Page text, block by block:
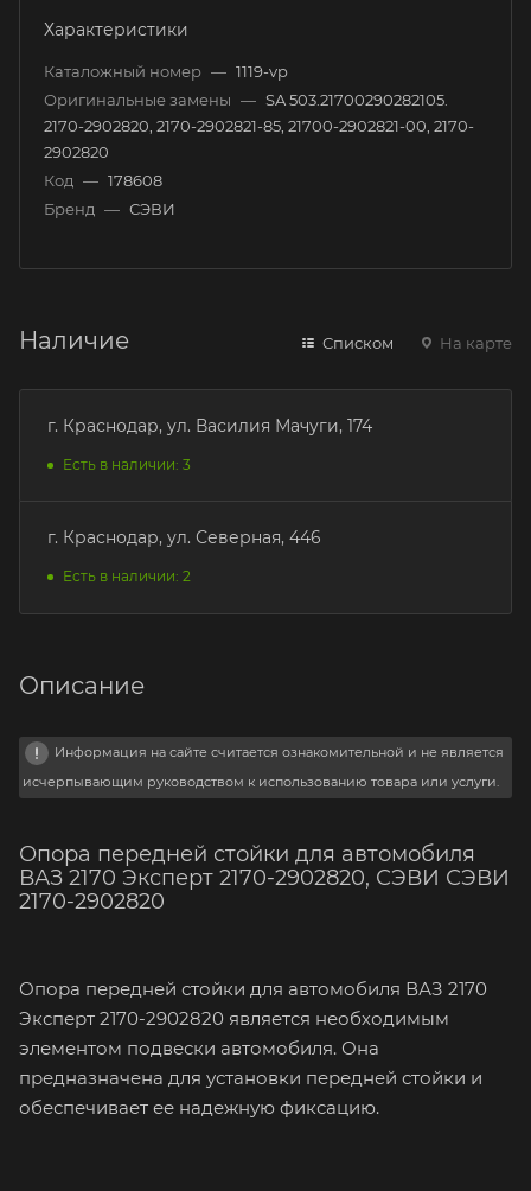
Характеристики
Каталожный номер — 1119-vp
Оригинальные замены — SA 503.21700290282105.
2170-2902820, 2170-2902821-85, 21700-2902821-00, 2170-
2902820
Код — 178608
Бренд — СЭВИ
Наличие Списком На карте
г. Краснодар, ул. Василия Мачуги, 174
Есть в наличии: 3
г. Краснодар, ул. Северная, 446
Есть в наличии: 2
Описание
Информация на сайте считается ознакомительной и не является
исчерпывающим руководством к использованию товара или услуги.
Опора передней стойки для автомобиля
ВАЗ 2170 Эксперт 2170-2902820, СЭВИ СЭВИ
2170-2902820
Опора передней стойки для автомобиля ВАЗ 2170
Эксперт 2170-2902820 является необходимым
элементом подвески автомобиля. Она
предназначена для установки передней стойки и
обеспечивает ее надежную фиксацию.